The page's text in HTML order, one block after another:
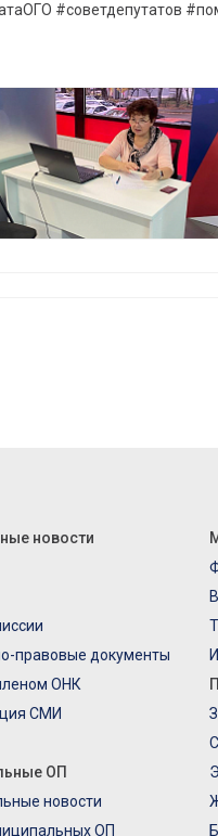
#советдепутатов
новости
правовые документы
ОНК
СМИ
ОП
новости
ОП